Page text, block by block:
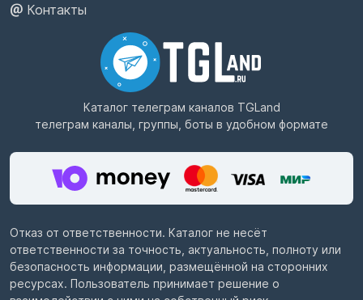
Контакты
Каталог телеграм каналов TGLand
телеграм каналы, группы, боты в удобном формате
Отказ от ответственности. Каталог не несёт
ответственности за точность, актуальность, полноту или
безопасность информации, размещённой на сторонних
ресурсах. Пользователь принимает решение о